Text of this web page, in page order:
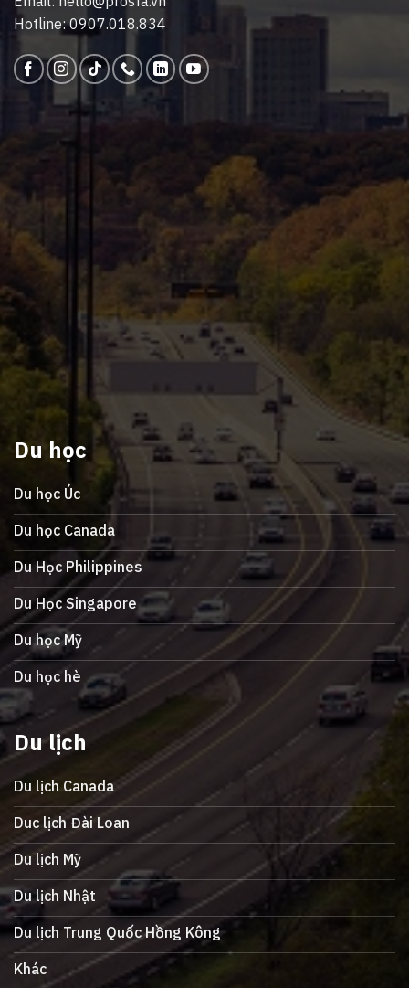
Hotline: 0907.018.834
Du học
Du học Úc
Du học Canada
Du Học Philippines
Du Học Singapore
Du học Mỹ
Du học hè
Du lịch
Du lịch Canada
Duc lịch Đài Loan
Du lịch Mỹ
Du lịch Nhật
Du lịch Trung Quốc Hồng Kông
Khác